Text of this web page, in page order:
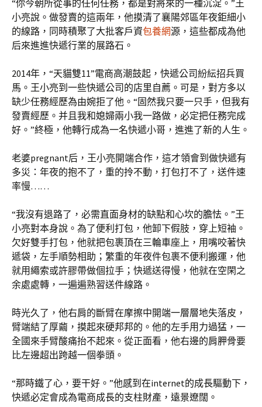
“你今朝所從事的任何任務，都是對將來的一種沉淀。”王
小亮說。做發賣的這兩年，他摸清了襄陽郊區年夜鉅細小
的線路，同時積聚了大批客戶資包養網源，這些都成為他
后來進進快遞行業的展路石。
2014年，“天貓雙11”電商高潮鼓起，快遞公司紛紜招兵買
馬。王小亮到一些快遞公司的店里自薦。可是，對方多以
缺少任務經歷為由婉拒了他。“固然我只要一只手，但我有
發賣經歷。并且我和媳婦兩小我一路做，必定把任務完成
好。”終極，他轉行成為一名快遞小哥，進進了新的人生。
老婆pregnant后，王小亮開端合作，這才領會到做快遞有
多災：年夜的抱不了，重的拎不動，打包打不了，送件速
率慢……
“我沒有退路了，必需直面身材的缺點和心坎的膽怯。”王
小亮對本身說。為了便利打包，他卸下假肢，穿上短袖。
欠好雙手打包，他就把包裹頂在三輪車座上，用嘴咬著快
遞袋，左手順勢相助；繁重的年夜件包裹不便利搬運，他
就用繩索或許膠帶做個拉手；快遞送得慢，他就在空閑之
余處處轉，一遍遍熟習送件線路。
時光久了，他右肩的斷臂在摩擦中開端一層層地失落皮，
臂端結了厚繭，摸起來硬邦邦的。他的左手用力過猛，一
全國來手臂酸痛抬不起來。從正面看，他右邊的肩胛骨要
比左邊超出跨越一個拳頭。
“那時鐵了心，要干好。”他感到在internet的成長驅動下，
快遞必定會成為電商成長的支柱財產，遠景遼闊。